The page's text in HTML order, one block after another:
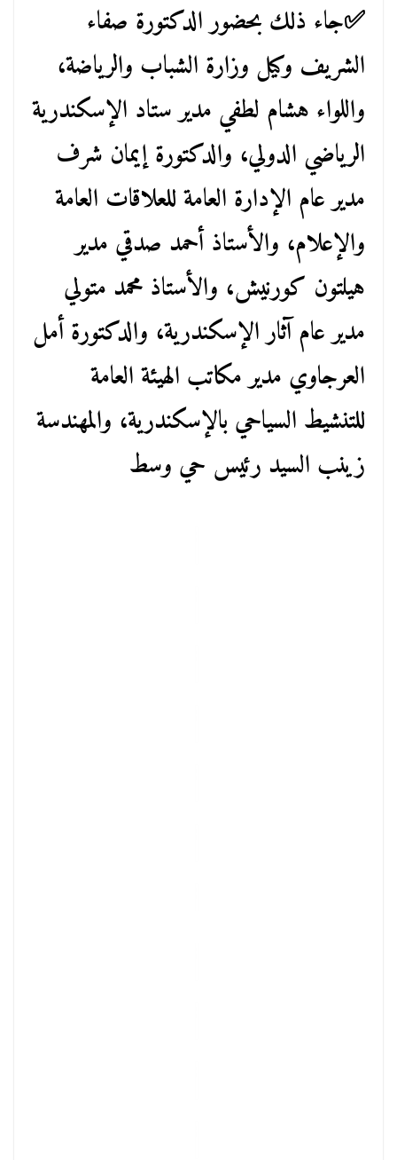
✅️جاء ذلك بحضور الدكتورة صفاء
الشريف وكيل وزارة الشباب والرياضة،
واللواء هشام لطفي مدير ستاد الإسكندرية
الرياضي الدولي، والدكتورة إيمان شرف
مدير عام الإدارة العامة للعلاقات العامة
والإعلام، والأستاذ أحمد صدقي مدير
هيلتون كورنيش، والأستاذ محمد متولي
مدير عام آثار الإسكندرية، والدكتورة أمل
العرجاوي مدير مكاتب الهيئة العامة
للتنشيط السياحي بالإسكندرية، والمهندسة
زينب السيد رئيس حي وسط